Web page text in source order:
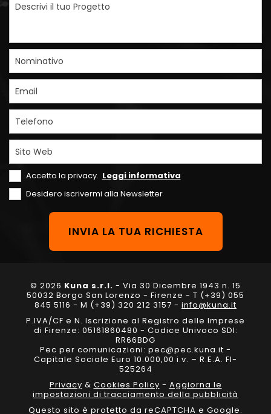
Descrivi il tuo Progetto
Nominativo
Email
Telefono
Sito Web
Accetto la privacy. Leggi informativa
Desidero iscrivermi alla Newsletter
© 2026 Kuna s.r.l. - Via 30 Dicembre 1943 n. 15
50032 Borgo San Lorenzo - Firenze - T (+39) 055
845 5116 - M (+39) 320 212 3157 - info@kuna.it
P.IVA/CF e N. Iscrizione al Registro delle Imprese
di Firenze: 05161860480 - Codice Univoco SDI:
RR66BDG
Pec per comunicazioni: pec@pec.kuna.it -
Capitale Sociale Euro 10.000,00 i.v. – R.E.A. FI-
525264
Privacy & Cookies Policy - Aggiorna le
impostazioni di tracciamento della pubblicità
Questo sito è protetto da reCAPTCHA e Google.